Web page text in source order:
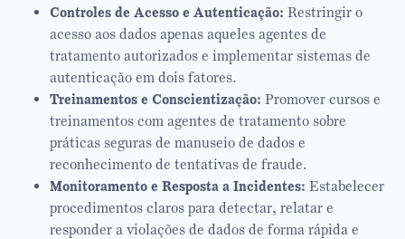
Controles de Acesso e Autenticação: Restringir o
acesso aos dados apenas aqueles agentes de
tratamento autorizados e implementar sistemas de
autenticação em dois fatores.
Treinamentos e Conscientização: Promover cursos e
treinamentos com agentes de tratamento sobre
práticas seguras de manuseio de dados e
reconhecimento de tentativas de fraude.
Monitoramento e Resposta a Incidentes: Estabelecer
procedimentos claros para detectar, relatar e
responder a violações de dados de forma rápida e